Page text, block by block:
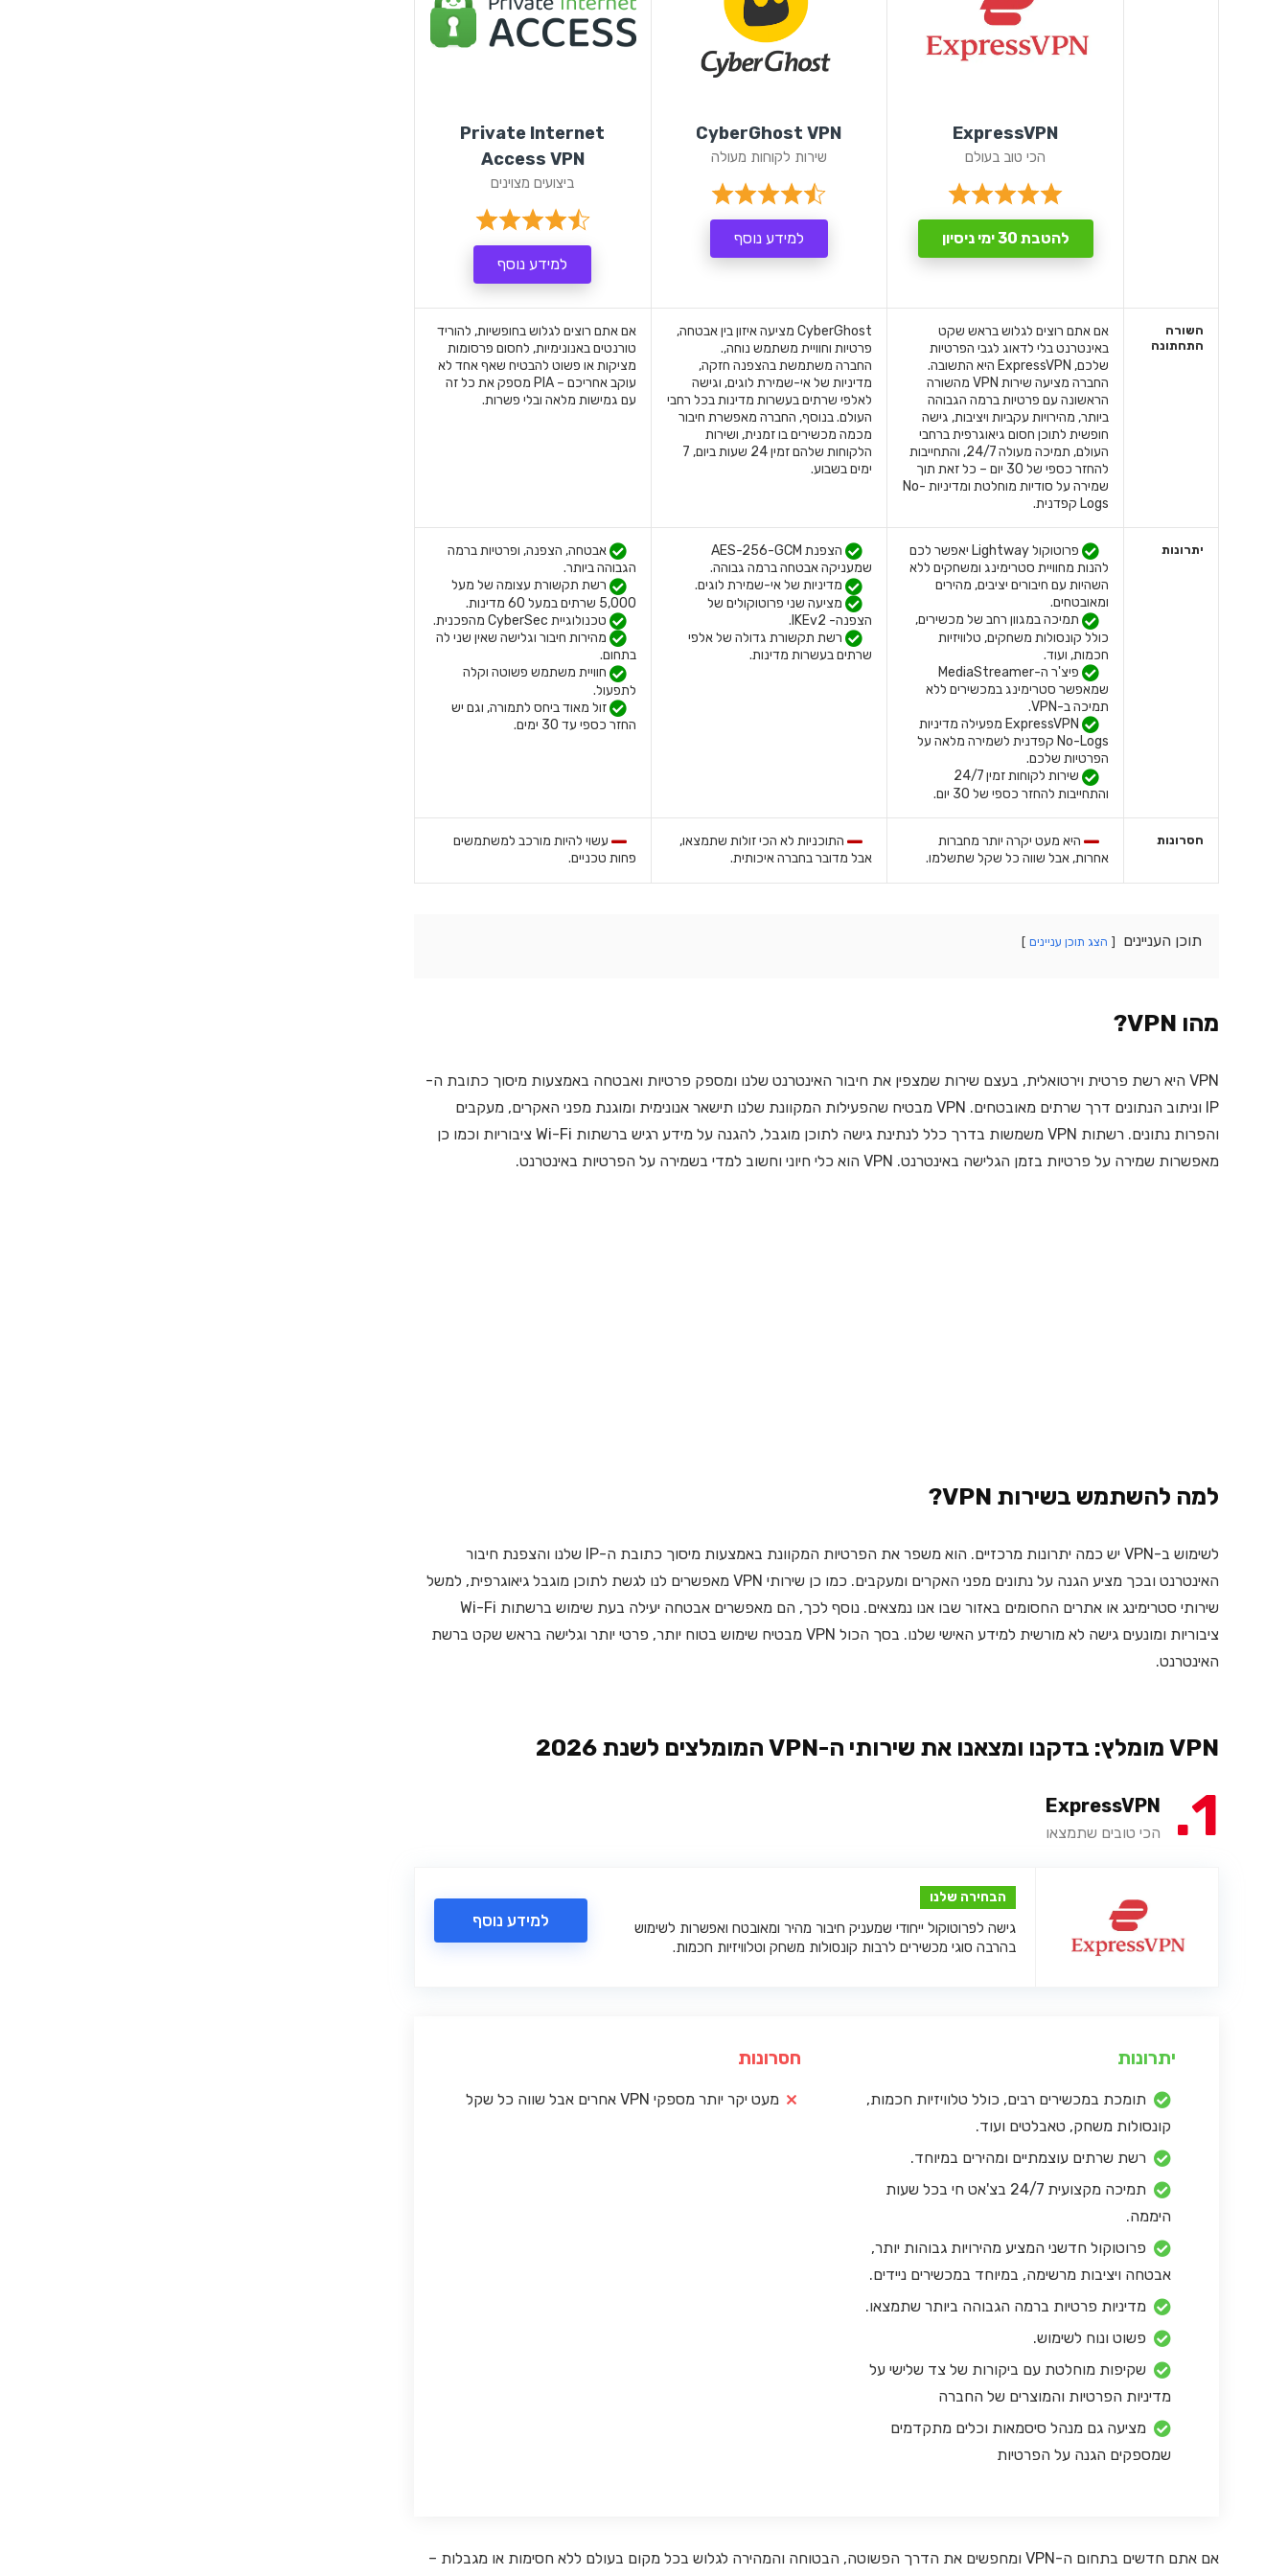
השורה
התחתונה
יתרונות
חסרונות
ExpressVPN
הכי טוב בעולם
להטבת 30 ימי ניסיון
אם אתם רוצים לגלוש בראש שקט
באינטרנט בלי לדאוג לגבי הפרטיות
שלכם, ExpressVPN היא התשובה.
החברה מציעה שירות VPN מהשורה
הראשונה עם פרטיות ברמה הגבוהה
ביותר, מהירויות עקביות ויציבות, גישה
חופשית לתוכן חסום גיאוגרפית ברחבי
העולם, תמיכה מעולה 24/7, והתחייבות
להחזר כספי של 30 יום – כל זאת תוך
שמירה על סודיות מוחלטת ומדיניות No-
Logs קפדנית.
פרוטוקול Lightway יאפשר לכם
להנות מחוויית סטרימינג ומשחקים ללא
השהיות עם חיבורים יציבים, מהירים
ומאובטחים.
תמיכה במגוון רחב של מכשירים,
כולל קונסולות משחקים, טלוויזיות
חכמות, ועוד.
פיצ'ר ה-MediaStreamer
שמאפשר סטרימינג במכשירים ללא
תמיכה ב-VPN.
ExpressVPN מפעילה מדיניות
No-Logs קפדנית לשמירה מלאה על
הפרטיות שלכם.
שירות לקוחות זמין 24/7
והתחייבות להחזר כספי של 30 יום.
היא מעט יקרה יותר מחברות
אחרות, אבל שווה כל שקל שתשלמו.
CyberGhost VPN
שירות לקוחות מעולה
למידע נוסף
CyberGhost מציעה איזון בין אבטחה,
פרטיות וחוויית משתמש נוחה,.
החברה משתמשת בהצפנה חזקה,
מדיניות של אי-שמירת לוגים, וגישה
לאלפי שרתים בעשרות מדינות בכל רחבי
העולם. בנוסף, החברה מאפשרת חיבור
מכמה מכשירים בו זמנית, ושירות
הלקוחות שלהם זמין 24 שעות ביום, 7
ימים בשבוע.
הצפנת AES-256-GCM
שמעניקה אבטחה ברמה גבוהה.
מדיניות של אי-שמירת לוגים.
מציעה שני פרוטוקולים של
הצפנה- IKEv2.
רשת תקשורת גדולה של אלפי
שרתים בעשרות מדינות.
התוכניות לא הכי זולות שתמצאו,
אבל מדובר בחברה איכותית.
Private Internet
Access VPN
ביצועים מצוינים
למידע נוסף
אם אתם רוצים לגלוש בחופשיות, להוריד
טורנטים באנונימיות, לחסום פרסומות
מציקות או פשוט להבטיח שאף אחד לא
עוקב אחריכם – PIA מספק את כל זה
עם גמישות מלאה ובלי פשרות.
אבטחה, הצפנה, ופרטיות ברמה
הגבוהה ביותר.
רשת תקשורת עצומה של מעל
5,000 שרתים במעל 60 מדינות.
טכנולוגיית CyberSec מהפכנית.
מהירות חיבור וגלישה שאין שני לה
בתחום.
חוויית משתמש פשוטה וקלה
לתפעול.
זול מאוד ביחס לתמורה, וגם יש
החזר כספי עד 30 ימים.
עשוי להיות מורכב למשתמשים
פחות טכניים.
תוכן העניינים הצג תוכן עניינים
מהו VPN?
VPN היא רשת פרטית וירטואלית, בעצם שירות שמצפין את חיבור האינטרנט שלנו ומספק פרטיות ואבטחה באמצעות מיסוך כתובת ה-
IP וניתוב הנתונים דרך שרתים מאובטחים. VPN מבטיח שהפעילות המקוונת שלנו תישאר אנונימית ומוגנת מפני האקרים, מעקבים
והפרות נתונים. רשתות VPN משמשות בדרך כלל לנתינת גישה לתוכן מוגבל, להגנה על מידע רגיש ברשתות Wi-Fi ציבוריות וכמו כן
מאפשרות שמירה על פרטיות בזמן הגלישה באינטרנט. VPN הוא כלי חיוני וחשוב למדי בשמירה על הפרטיות באינטרנט.
למה להשתמש בשירות VPN?
לשימוש ב-VPN יש כמה יתרונות מרכזיים. הוא משפר את הפרטיות המקוונת באמצעות מיסוך כתובת ה-IP שלנו והצפנת חיבור
האינטרנט ובכך מציע הגנה על נתונים מפני האקרים ומעקבים. כמו כן שירותי VPN מאפשרים לנו לגשת לתוכן מוגבל גיאוגרפית, למשל
שירותי סטרימינג או אתרים החסומים באזור שבו אנו נמצאים. נוסף לכך, הם מאפשרים אבטחה יעילה בעת שימוש ברשתות Wi-Fi
ציבוריות ומונעים גישה לא מורשית למידע האישי שלנו. בסך הכול VPN מבטיח שימוש בטוח יותר, פרטי יותר וגלישה בראש שקט ברשת
האינטרנט.
VPN מומלץ: בדקנו ומצאנו את שירותי ה-VPN המומלצים לשנת 2026
1
ExpressVPN
הכי טובים שתמצאו
הבחירה שלנו
גישה לפרוטוקול ייחודי שמעניק חיבור מהיר ומאובטח ואפשרות לשימוש
בהרבה סוגי מכשירים לרבות קונסולות משחק וטלוויזיות חכמות.
למידע נוסף
יתרונות
תומכת במכשירים רבים, כולל טלוויזיות חכמות,
קונסולות משחק, טאבלטים ועוד.
רשת שרתים עוצמתיים ומהירים במיוחד.
תמיכה מקצועית 24/7 בצ'אט חי בכל שעות
היממה.
פרוטוקול חדשני המציע מהירויות גבוהות יותר,
אבטחה ויציבות מרשימה, במיוחד במכשירים ניידים.
מדיניות פרטיות ברמה הגבוהה ביותר שתמצאו.
פשוט ונוח לשימוש.
שקיפות מוחלטת עם ביקורות של צד שלישי על
מדיניות הפרטיות והמוצרים של החברה
מציעה גם מנהל סיסמאות וכלים מתקדמים
שמספקים הגנה על הפרטיות
חסרונות
מעט יקר יותר מספקי VPN אחרים אבל שווה כל שקל
אם אתם חדשים בתחום ה-VPN ומחפשים את הדרך הפשוטה, הבטוחה והמהירה לגלוש בכל מקום בעולם ללא חסימות או מגבלות –